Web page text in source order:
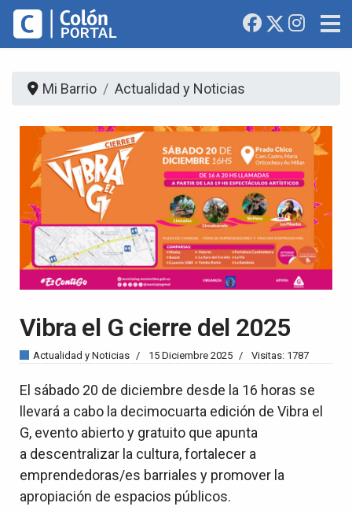
Mi Barrio Actualidad y Noticias
Vibra el G cierre del 2025
Actualidad y Noticias 15 Diciembre 2025 Visitas: 1787
El sábado 20 de diciembre desde la 16 horas se
llevará a cabo la decimocuarta edición de Vibra el
G, evento abierto y gratuito que apunta
a descentralizar la cultura, fortalecer a
emprendedoras/es barriales y promover la
apropiación de espacios públicos.